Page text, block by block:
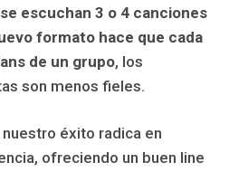
escuchan 3 o 4 canciones
formato hace que cada
de un grupo, los
son menos fieles.
éxito radica en
ofreciendo un buen line